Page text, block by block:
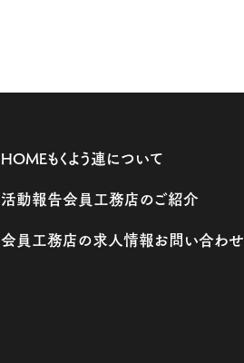
HOMEもくよう連について
活動報告会員工務店のご紹介
会員工務店の求人情報お問い合わせ